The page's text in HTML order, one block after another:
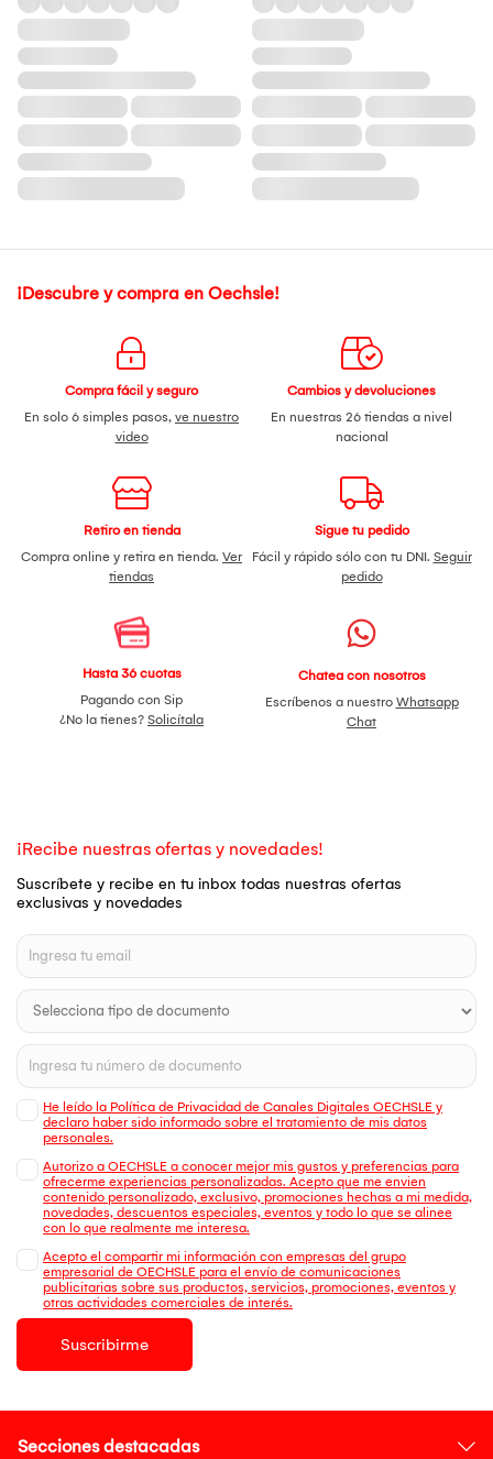
¡Descubre y compra en Oechsle!
Compra fácil y seguro
En solo 6 simples pasos, ve nuestro
video
Cambios y devoluciones
En nuestras 26 tiendas a nivel
nacional
Retiro en tienda
Compra online y retira en tienda. Ver
tiendas
Sigue tu pedido
Fácil y rápido sólo con tu DNI. Seguir
pedido
Hasta 36 cuotas
Pagando con Sip
¿No la tienes? Solicítala
Chatea con nosotros
Escríbenos a nuestro Whatsapp
Chat
¡Recibe nuestras ofertas y novedades!
Suscríbete y recibe en tu inbox todas nuestras ofertas
exclusivas y novedades
He leído la Política de Privacidad de Canales Digitales OECHSLE y
declaro haber sido informado sobre el tratamiento de mis datos
personales.
Autorizo a OECHSLE a conocer mejor mis gustos y preferencias para
ofrecerme experiencias personalizadas. Acepto que me envien
contenido personalizado, exclusivo, promociones hechas a mi medida,
novedades, descuentos especiales, eventos y todo lo que se alinee
con lo que realmente me interesa.
Acepto el compartir mi información con empresas del grupo
empresarial de OECHSLE para el envío de comunicaciones
publicitarias sobre sus productos, servicios, promociones, eventos y
otras actividades comerciales de interés.
Suscribirme
Secciones destacadas